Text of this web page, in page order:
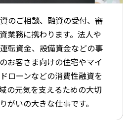
のご相談、融資の受付、審
業務に携わります。法人や
転資金、設備資金などの事
お客さま向けの住宅やマイ
ローンなどの消費性融資を
の元気を支えるための大切
がいの大きな仕事です。